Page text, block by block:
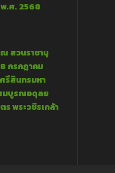
.ศ. 2568
สวนราชานุ
กรกฎาคม
รีสินทรมหา
มบูรณอดุลย
พระวชิรเกล้า